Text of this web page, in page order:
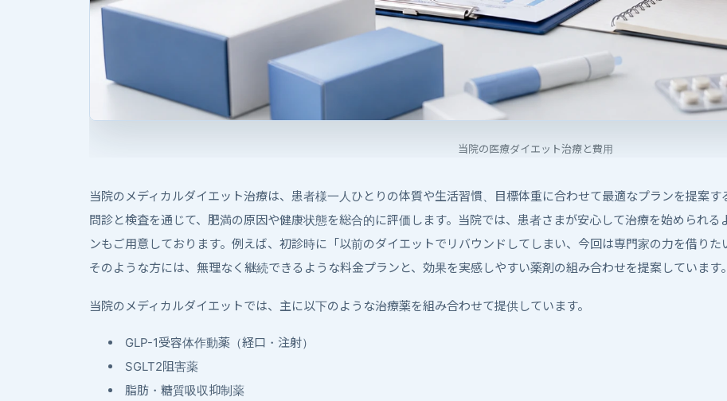
当院の医療ダイエット治療と費用
当院のメディカルダイエット治療は、患者様一人ひとりの体質や生活習慣、目標体重に合わせて最適なプランを提案
問診と検査を通じて、肥満の原因や健康状態を総合的に評価します。当院では、患者さまが安心して治療を始められ
ンもご用意しております。例えば、初診時に「以前のダイエットでリバウンドしてしまい、今回は専門家の力を借りた
そのような方には、無理なく継続できるような料金プランと、効果を実感しやすい薬剤の組み合わせを提案しています。
当院のメディカルダイエットでは、主に以下のような治療薬を組み合わせて提供しています。
GLP-1受容体作動薬（経口・注射）
SGLT2阻害薬
脂肪・糖質吸収抑制薬